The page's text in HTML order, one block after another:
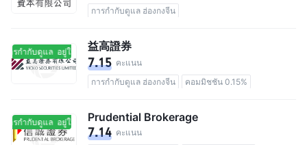
การกำกับดูแล ฮ่องกงจีน
ารกำกับดูแล อยู่ในการกำกับดูแล
益高證券
7.15 คะแนน
การกำกับดูแล ฮ่องกงจีน
คอมมิชชัน 0.15%
ารกำกับดูแล อยู่ในการกำกับดูแลPrudential Brokerage
7.14 คะแนน